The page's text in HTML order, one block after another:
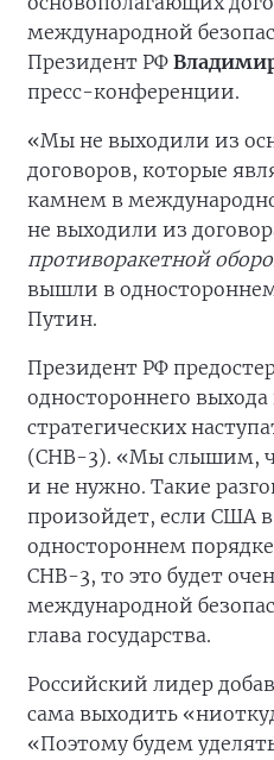
международной
Президент РФ
пресс-конференции.
«Мы не выходили из
договоров, которые
камнем в
не выходили из
противоракетной
вышли в
Путин.
Президент РФ
одностороннего выхода
стратегических
(СНВ-3). «Мы слышим,
и не нужно. Такие
произойдет, если США
одностороннем
СНВ-3, то это будет
международной
глава государства.
Российский лидер
сама выходить
«Поэтому будем